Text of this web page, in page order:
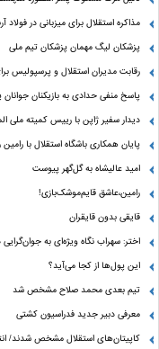
مذاکره استقلال برای میزبانی در فولاد
پزشکان لیگ مهمان پزشکان تیم ملی
رقابت مدیران استقلال و پرسپولیس
پاسخ منفی حدادی به بازیکنان
دیدار سفیر ژاپن با رییس کمیته ملی
پایان همکاری باشگاه استقلال با رامین
امید عالیشاه به گل‌گهر پیوست
رامین،عاشق قایم‌موشک‌بازی!
قایقی بدون قایقران
اختر: سهراب نگاه ویژه‌ای به جوان‌گرایی
این پول‌ها از کجا می‌آید؟
تیم بعدی محمد صلاح مشخص شد
معرفی دبیر جدید فدراسیون کشتی
کاپیتان‌های استقلال مشخص شدند/